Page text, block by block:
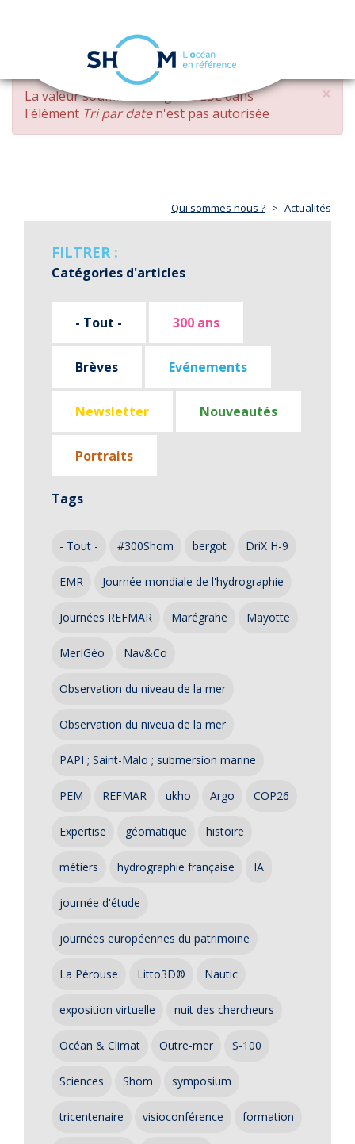
Aller
contenu
principal
navigation
×
MESSAGE
D'ERREUR
La valeur soumise changed DESCdans
l'élément Tri par daten'est pas autorisée
Qui sommes nous ? Actualités
FILTRER :
Catégories d'articles
- Tout - 300 ans
Brèves Evénements
Newsletter Nouveautés
Portraits
Tags
- Tout - #300Shom bergot DriX H-9
EMR Journée mondiale de l'hydrographie
Journées REFMAR Marégrahe Mayotte
MerIGéo Nav&Co
Observation du niveau de la mer
Observation du niveua de la mer
PAPI ; Saint-Malo ; submersion marine
PEM REFMAR ukho Argo COP26
Expertise géomatique histoire
métiers hydrographie française IA
journée d'étude
journées européennes du patrimoine
La Pérouse Litto3D® Nautic
exposition virtuelle nuit des chercheurs
Océan & Climat Outre-mer S-100
Sciences Shom symposium
tricentenaire visioconférence formation